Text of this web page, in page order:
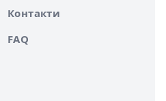
Контакти
FAQ